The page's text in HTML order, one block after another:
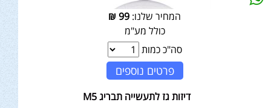
המחיר שלנו: 99
₪
כולל מע"מ
סה"כ כמות
פרטים נוספים
דיזות גז לתעשייה תבריג M5